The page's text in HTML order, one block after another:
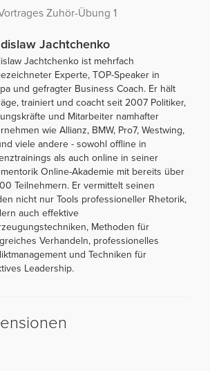
Zuhör-Übung 1
Jachtchenko
Jachtchenko ist mehrfach
Experte, TOP-Speaker in
und gefragter Business Coach. Er hält
trainiert und coacht seit 2007 Politiker,
und Mitarbeiter namhafter
wie Allianz, BMW, Pro7, Westwing,
viele andere - sowohl offline in
als auch online in seiner
Online-Akademie mit bereits über
Teilnehmern. Er vermittelt seinen
nicht nur Tools professioneller Rhetorik,
auch effektive
Methoden für
Verhandeln, professionelles
und Techniken für
Leadership.